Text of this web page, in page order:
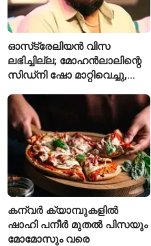
ഓസ്‌ട്രേലിയൻ വിസ
ലഭിച്ചില്ല; മോഹൻലാലിന്റെ
സിഡ്‌നി ഷോ മാറ്റിവെച്ചു,
ചോദിച്ച് താരം
കന്വർ ക്യാമ്പുകളിൽ
ഷാഹി പനീർ മുതൽ പിസയും
മോമോസും വരെ